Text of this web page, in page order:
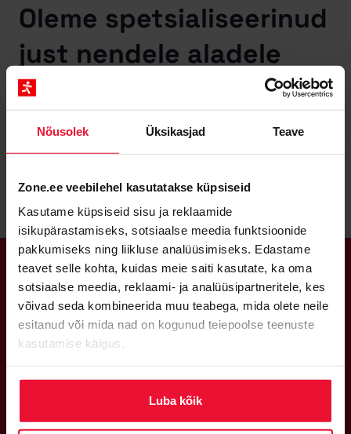
Nõusolek Üksikasjad Teave
Zone.ee veebilehel kasutatakse küpsiseid
Kasutame küpsiseid sisu ja reklaamide
isikupärastamiseks, sotsiaalse meedia funktsioonide
pakkumiseks ning liikluse analüüsimiseks. Edastame
teavet selle kohta, kuidas meie saiti kasutate, ka oma
sotsiaalse meedia, reklaami- ja analüüsipartneritele, kes
võivad seda kombineerida muu teabega, mida olete neile
esitanud või mida nad on kogunud teiepoolse teenuste
kasutamise käigus.
Luba kõik
Oleme spetsialiseerinud
just nendele aladele
DISAIN
E-POOD JA ERILAHENDUSED
VEEBIDE HOOLDUS JA TURVALISUS
WORDPRESS JA WOOCOMMERCE
KASVAME KOOSPARTNERITENA